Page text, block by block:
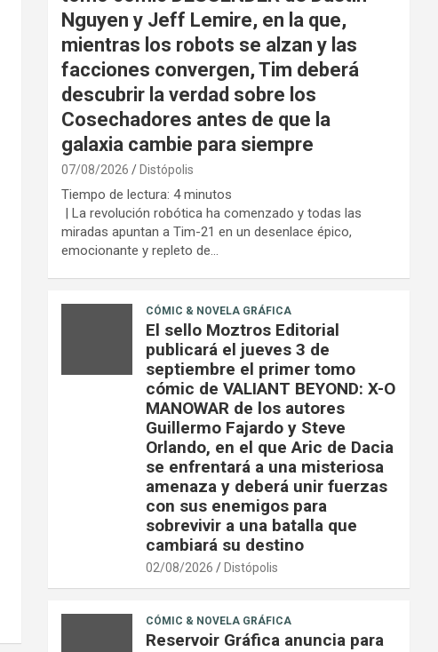
Nguyen y Jeff Lemire, en la que,
mientras los robots se alzan y las
facciones convergen, Tim deberá
descubrir la verdad sobre los
Cosechadores antes de que la
galaxia cambie para siempre
07/08/2026 Distópolis
Tiempo de lectura: 4 minutos
| La revolución robótica ha comenzado y todas las
miradas apuntan a Tim-21 en un desenlace épico,
emocionante y repleto de…
CÓMIC & NOVELA GRÁFICA
El sello Moztros Editorial
publicará el jueves 3 de
septiembre el primer tomo
cómic de VALIANT BEYOND: X-O
MANOWAR de los autores
Guillermo Fajardo y Steve
Orlando, en el que Aric de Dacia
se enfrentará a una misteriosa
amenaza y deberá unir fuerzas
con sus enemigos para
sobrevivir a una batalla que
cambiará su destino
02/08/2026 Distópolis
CÓMIC & NOVELA GRÁFICA
Reservoir Gráfica anuncia para